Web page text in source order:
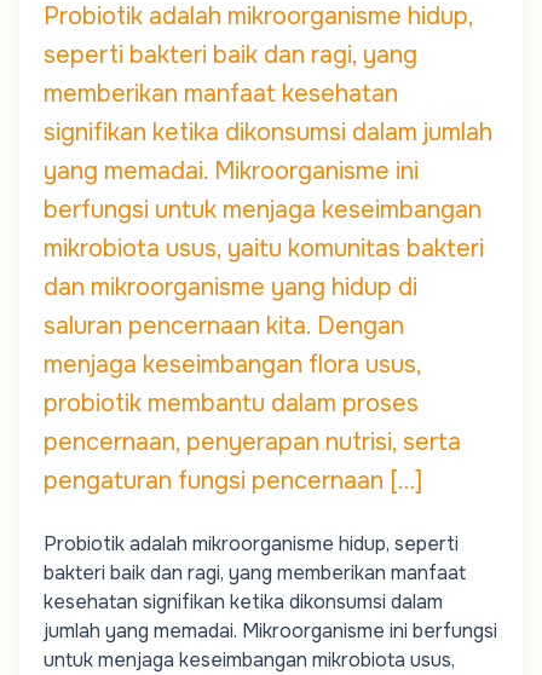
Probiotik adalah mikroorganisme hidup,
seperti bakteri baik dan ragi, yang
memberikan manfaat kesehatan
signifikan ketika dikonsumsi dalam jumlah
yang memadai. Mikroorganisme ini
berfungsi untuk menjaga keseimbangan
mikrobiota usus, yaitu komunitas bakteri
dan mikroorganisme yang hidup di
saluran pencernaan kita. Dengan
menjaga keseimbangan flora usus,
probiotik membantu dalam proses
pencernaan, penyerapan nutrisi, serta
pengaturan fungsi pencernaan […]
Probiotik adalah mikroorganisme hidup, seperti
bakteri baik dan ragi, yang memberikan manfaat
kesehatan signifikan ketika dikonsumsi dalam
jumlah yang memadai. Mikroorganisme ini berfungsi
untuk menjaga keseimbangan mikrobiota usus,